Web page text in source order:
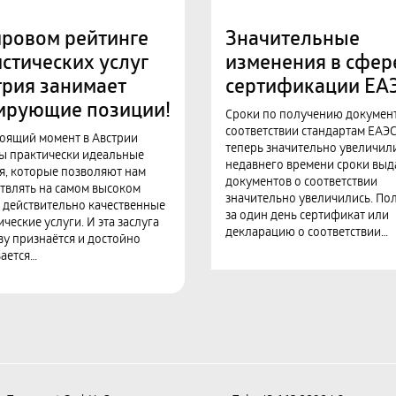
рейтинге
услуг
занимает
позиции!
момент в Австрии
практически идеальные
которые позволяют нам
на самом высоком
качественные
услуги. И эта заслуга
признаётся и достойно
Значительные
изменения в
сертификации
Сроки по получению
соответствии стандартам ЕАЭС
теперь значительно
недавнего времени сроки
документов о соответствии
значительно увеличились.
за один день сертификат или
декларацию о соответствии…